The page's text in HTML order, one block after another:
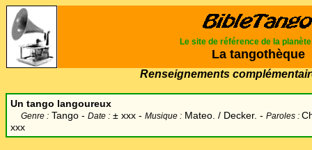
Le site de référence de la planète
La tangothèque
Renseignements
Un tango langoureux
Genre : Tango - Date : ± xxx - Musique : Mateo. / Decker. - Paroles :
xxx